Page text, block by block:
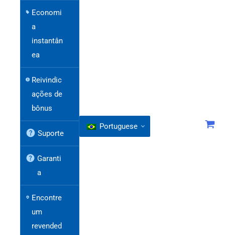
Economi
a
instantân
ea
Reivindic
ações de
bônus
Suporte
Garanti
a
Encontre
um
revended
Portuguese